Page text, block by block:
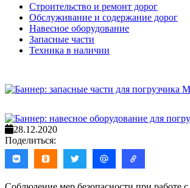
Строительство и ремонт дорог
Обслуживание и содержание дорог
Навесное оборудование
Запасные части
Техника в наличии
28.12.2020
Поделиться: